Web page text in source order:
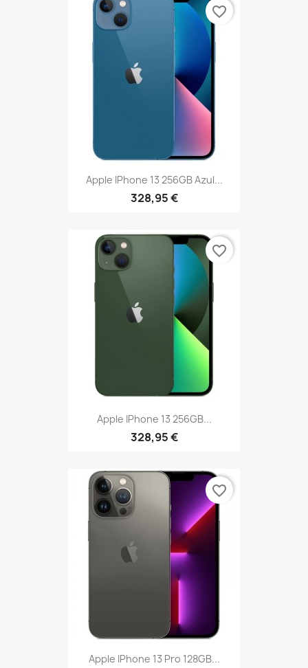
Apple IPhone 13 256GB Azul...
328,95 €
favorite_border
Apple IPhone 13 256GB...
328,95 €
favorite_border
Apple IPhone 13 Pro 128GB...
favorite_border